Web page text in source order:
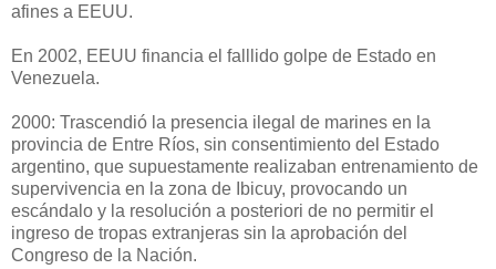
afines a EEUU.
En 2002, EEUU financia el falllido golpe de Estado en
Venezuela.
2000: Trascendió la presencia ilegal de marines en la
provincia de Entre Ríos, sin consentimiento del Estado
argentino, que supuestamente realizaban entrenamiento de
supervivencia en la zona de Ibicuy, provocando un
escándalo y la resolución a posteriori de no permitir el
ingreso de tropas extranjeras sin la aprobación del
Congreso de la Nación.